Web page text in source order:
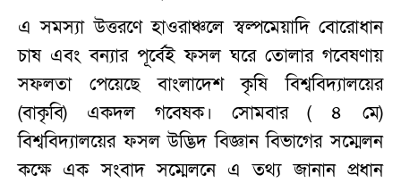
এ সমস্যা উত্তরণে হাওরাঞ্চলে স্বল্পমেয়াদি বোরোধান
চাষ এবং বন্যার পূর্বেই ফসল ঘরে তোলার গবেষণায়
সফলতা পেয়েছে বাংলাদেশ কৃষি বিশ্ববিদ্যালয়ের
(বাকৃবি) একদল গবেষক। সোমবার ( ৪ মে)
বিশ্ববিদ্যালয়ের ফসল উদ্ভিদ বিজ্ঞান বিভাগের সম্মেলন
কক্ষে এক সংবাদ সম্মেলনে এ তথ্য জানান প্রধান